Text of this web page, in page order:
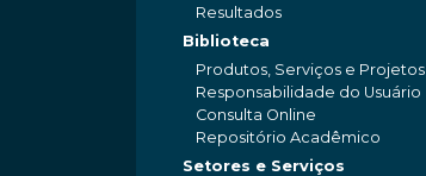
Resultados
Biblioteca
Produtos, Serviços e Projetos
Responsabilidade do Usuário
Consulta Online
Repositório Acadêmico
Setores e Serviços